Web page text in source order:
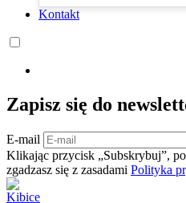
Kontakt
Zapisz się do
E-mail
Klikając przycisk „Subskrybuj”,
zgadzasz się z zasadami Polityka